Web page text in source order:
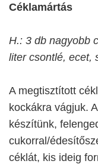
Céklamártás
H.: 3 db nagyobb
liter csontlé, ecet,
A megtisztított
kockákra vágjuk.
készítünk,
cukorral/
céklát, kis ideig